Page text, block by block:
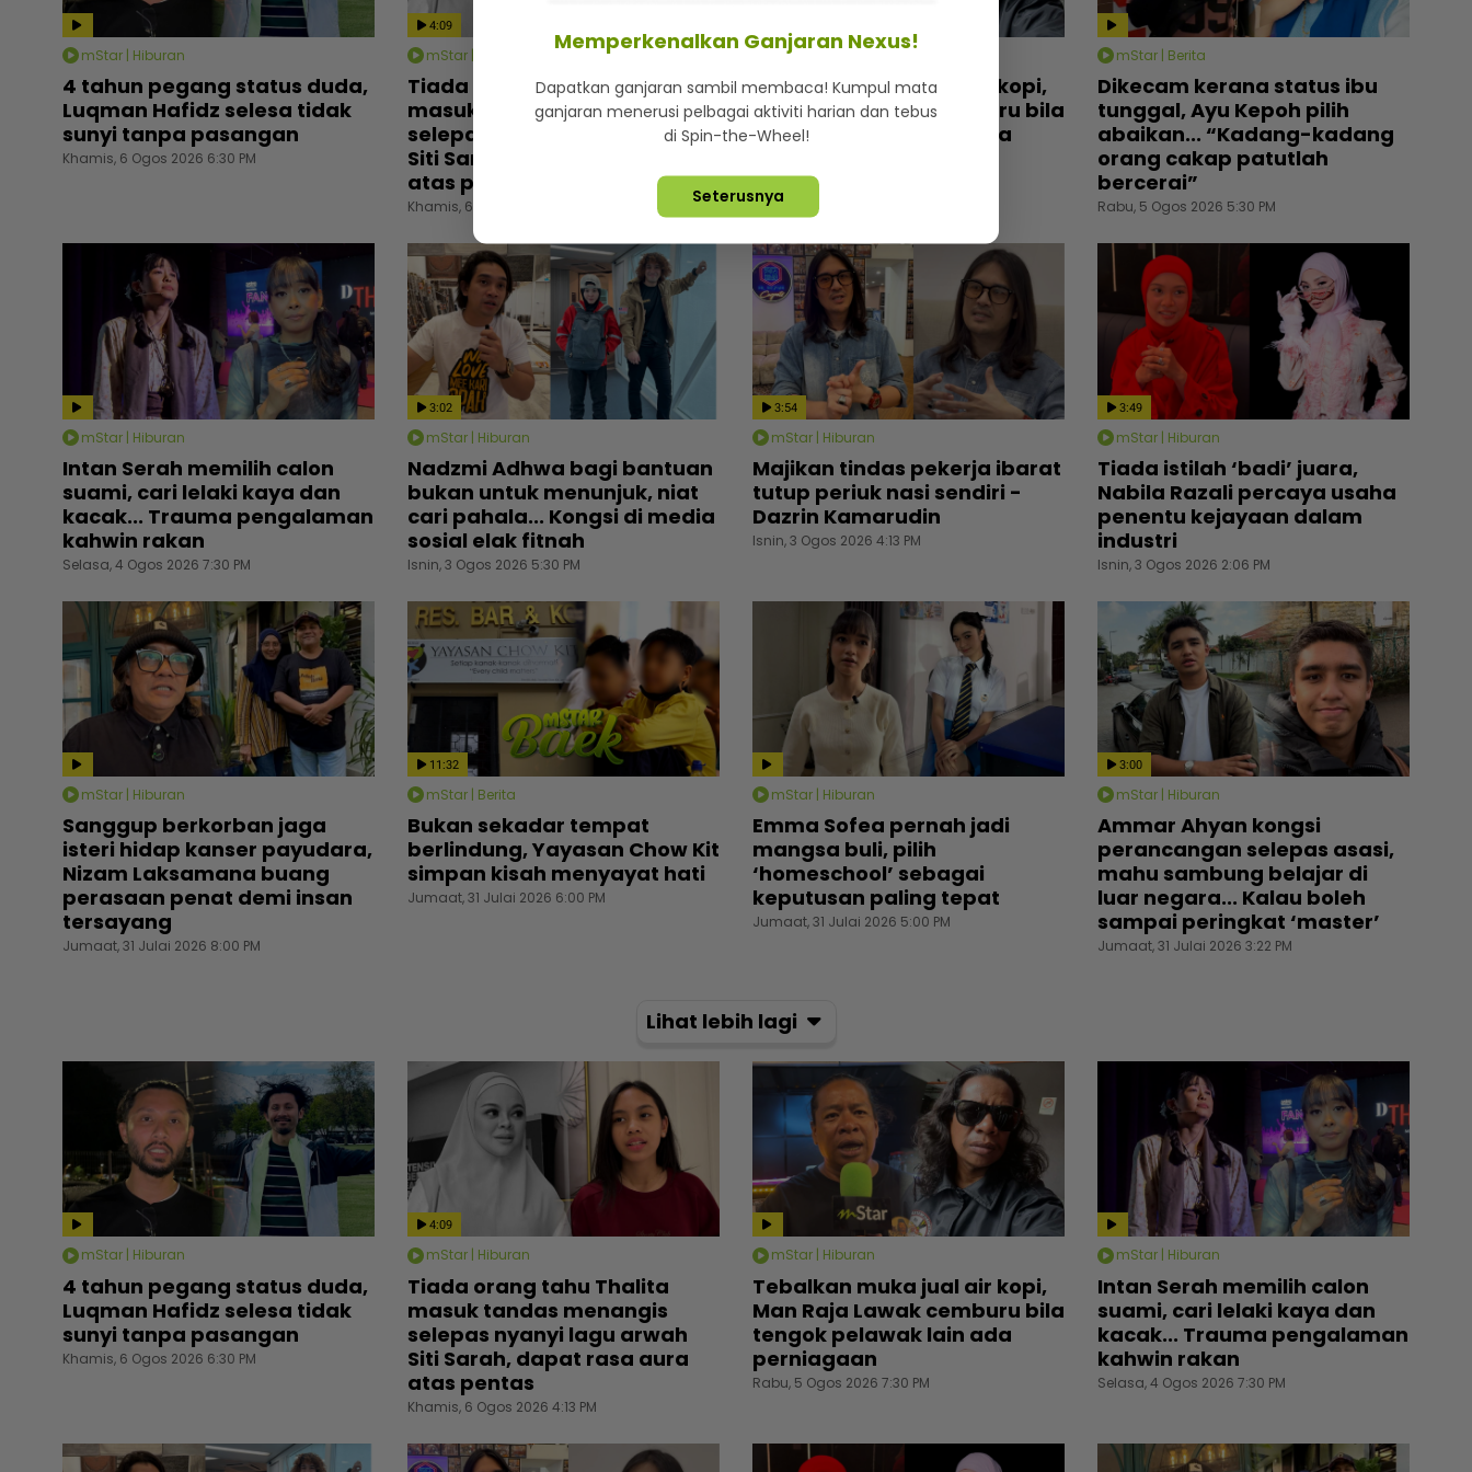
mStar | Hiburan
4 tahun pegang status duda,
Luqman Hafidz selesa tidak
sunyi tanpa pasangan
Khamis, 6 Ogos 2026 6:30 PM
4:09
mStar | Hiburan
Tiada orang tahu Thalita
masuk tandas menangis
selepas nyanyi lagu arwah
Siti Sarah, dapat rasa aura
atas pentas
Khamis, 6 Ogos 2026 4:13 PM
mStar | Hiburan
Tebalkan muka jual air kopi,
Man Raja Lawak cemburu bila
tengok pelawak lain ada
Rabu, 5 Ogos 2026 7:30 PM
mStar | Berita
Dikecam kerana status ibu
tunggal, Ayu Kepoh pilih
abaikan... “Kadang-kadang
orang cakap patutlah
bercerai”
Rabu, 5 Ogos 2026 5:30 PM
mStar | Hiburan
Intan Serah memilih calon
suami, cari lelaki kaya dan
kacak... Trauma pengalaman
kahwin rakan
Selasa, 4 Ogos 2026 7:30 PM
3:02
mStar | Hiburan
Nadzmi Adhwa bagi bantuan
bukan untuk menunjuk, niat
cari pahala... Kongsi di media
sosial elak fitnah
Isnin, 3 Ogos 2026 5:30 PM
3:54
mStar | Hiburan
Majikan tindas pekerja ibarat
tutup periuk nasi sendiri -
Dazrin Kamarudin
Isnin, 3 Ogos 2026 4:13 PM
3:49
mStar | Hiburan
Tiada istilah ‘badi’ juara,
Nabila Razali percaya usaha
penentu kejayaan dalam
industri
Isnin, 3 Ogos 2026 2:06 PM
mStar | Hiburan
Sanggup berkorban jaga
isteri hidap kanser payudara,
Nizam Laksamana buang
perasaan penat demi insan
tersayang
Jumaat, 31 Julai 2026 8:00 PM
11:32
mStar | Berita
Bukan sekadar tempat
berlindung, Yayasan Chow Kit
simpan kisah menyayat hati
Jumaat, 31 Julai 2026 6:00 PM
mStar | Hiburan
Emma Sofea pernah jadi
mangsa buli, pilih
‘homeschool’ sebagai
keputusan paling tepat
Jumaat, 31 Julai 2026 5:00 PM
3:00
mStar | Hiburan
Ammar Ahyan kongsi
perancangan selepas asasi,
mahu sambung belajar di
luar negara... Kalau boleh
sampai peringkat ‘master’
Jumaat, 31 Julai 2026 3:22 PM
Lihat lebih lagi
mStar | Hiburan
4 tahun pegang status duda,
Luqman Hafidz selesa tidak
sunyi tanpa pasangan
Khamis, 6 Ogos 2026 6:30 PM
4:09
mStar | Hiburan
Tiada orang tahu Thalita
masuk tandas menangis
selepas nyanyi lagu arwah
Siti Sarah, dapat rasa aura
atas pentas
Khamis, 6 Ogos 2026 4:13 PM
mStar | Hiburan
Tebalkan muka jual air kopi,
Man Raja Lawak cemburu bila
tengok pelawak lain ada
perniagaan
Rabu, 5 Ogos 2026 7:30 PM
mStar | Hiburan
Intan Serah memilih calon
suami, cari lelaki kaya dan
kacak... Trauma pengalaman
kahwin rakan
Selasa, 4 Ogos 2026 7:30 PM
Memperkenalkan Ganjaran Nexus!
Dapatkan ganjaran sambil membaca! Kumpul mata
ganjaran menerusi pelbagai aktiviti harian dan tebus
di Spin-the-Wheel!
Seterusnya